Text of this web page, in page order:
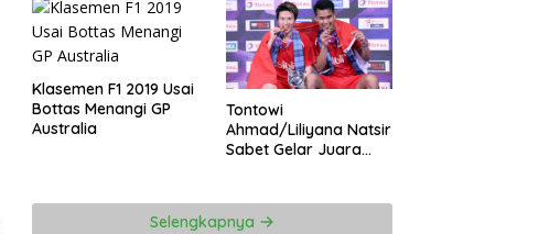
Klasemen F1 2019 Usai
Bottas Menangi GP
Australia
Tontowi
Ahmad/Liliyana Natsir
Sabet Gelar Juara
Selengkapnya